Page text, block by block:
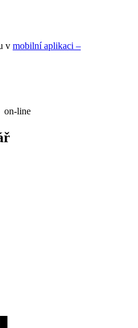
v mobilní aplikaci –
on-line